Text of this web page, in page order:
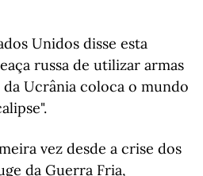
Unidos disse esta
russa de utilizar armas
Ucrânia coloca o mundo
vez desde a crise dos
da Guerra Fria,